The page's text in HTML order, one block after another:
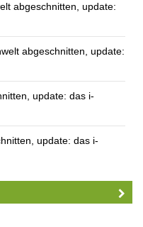
abgeschnitten, update:
abgeschnitten, update:
update: das i-
update: das i-